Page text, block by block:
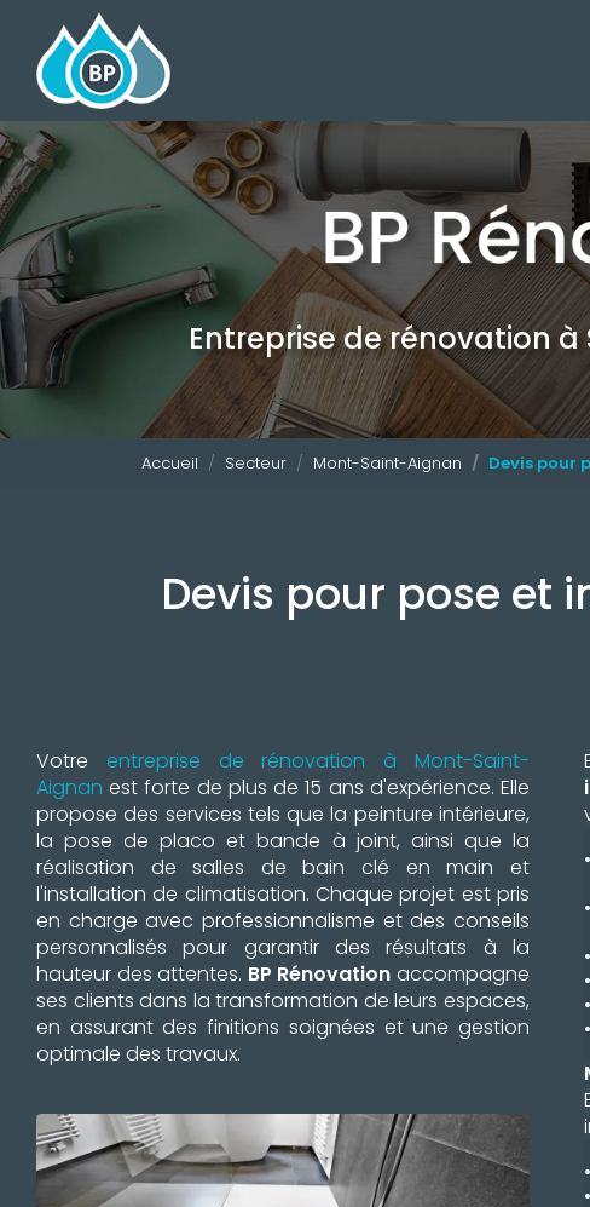
contenu
principal
Entreprise de rénovationà
Accueil Secteur Mont-Saint-Aignan Devis pour
Devis pour pose et
Votre entreprise de rénovation à Mont-Saint-
Aignan est forte de plus de 15 ans d'expérience. Elle
propose des services tels que la peinture intérieure,
la pose de placo et bande à joint, ainsi que la
réalisation de salles de bain clé en main et
l'installation de climatisation. Chaque projet est pris
en charge avec professionnalisme et des conseils
personnalisés pour garantir des résultats à la
hauteur des attentes. BP Rénovation accompagne
ses clients dans la transformation de leurs espaces,
en assurant des finitions soignées et une gestion
optimale des travaux.